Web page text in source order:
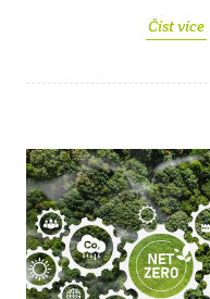
Číst více